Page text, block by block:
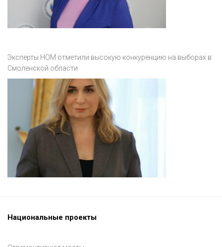
Эксперты НОМ отметили высокую конкуренцию на выборах в
Смоленской области
Национальные проекты